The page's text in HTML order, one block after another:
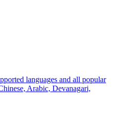
languages and all popular
Arabic, Devanagari,